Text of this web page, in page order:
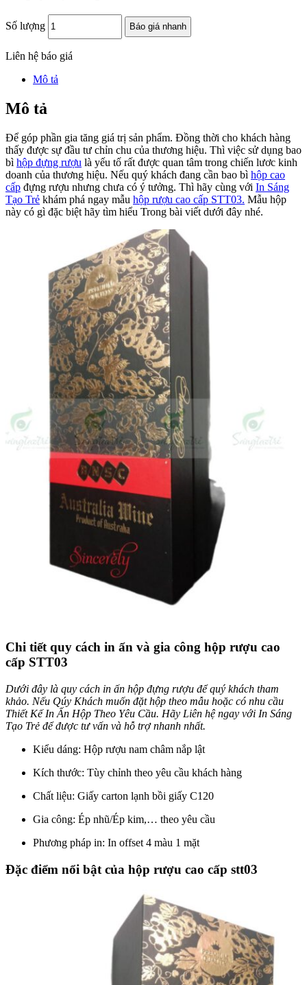
Số lượng Báo giá nhanh
Liên hệ báo giá
Mô tả
Mô tả
Để góp phần gia tăng giá trị sản phẩm. Đồng thời cho khách hàng
thấy được sự đầu tư chỉn chu của thương hiệu. Thì việc sử dụng bao
bì hộp đựng rượu là yếu tố rất được quan tâm trong chiến lươc kinh
doanh của thương hiệu. Nếu quý khách đang cần bao bì hộp cao
cấp đựng rượu nhưng chưa có ý tưởng. Thì hãy cùng với In Sáng
Tạo Trẻ khám phá ngay mẫu hộp rượu cao cấp STT03. Mẫu hộp
này có gì đặc biệt hãy tìm hiểu Trong bài viết dưới đây nhé.
Chi tiết quy cách in ấn và gia công hộp rượu cao
cấp STT03
Dưới đây là quy cách in ấn hộp đựng rượu để quý khách tham
khảo. Nếu Qúy Khách muốn đặt hộp theo mẫu hoặc có nhu cầu
Thiết Kế In Ấn Hộp Theo Yêu Cầu. Hãy Liên hệ ngay với In Sáng
Tạo Trẻ để được tư vấn và hỗ trợ nhanh nhất.
Kiểu dáng: Hộp rượu nam châm nắp lật
Kích thước: Tùy chỉnh theo yêu cầu khách hàng
Chất liệu: Giấy carton lạnh bồi giấy C120
Gia công: Ép nhũ/Ép kim,… theo yêu cầu
Phương pháp in: In offset 4 màu 1 mặt
Đặc điểm nổi bật của hộp rượu cao cấp stt03